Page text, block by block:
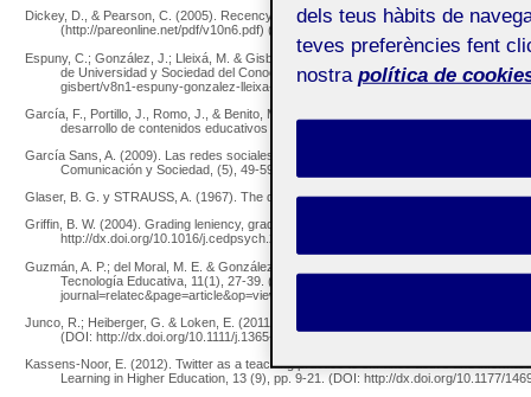
Dickey, D., & Pearson, C. (2005). Recency effect in college student course
(http://pareonline.net/pdf/v10n6.pdf) (04-09-2013).
Espuny, C.; González, J.; Lleixá, M. & Gisbert, M. (2011). Actitudes y expectativas del
de Universidad y Sociedad del Conocimiento (RUSC), 8 (1), 171-185. (http://
gisbert/v8n1-espuny-gonzalez-lleixa-gisbert) (29-06-2013).
García, F., Portillo, J., Romo, J., & Benito, M. (2007). Nativos digitales y modelos de
desarrollo de contenidos educativos reutilizables. Bilbao: SPDECE. (http://
García Sans, A. (2009). Las redes sociales como herramientas para el aprendizaje
Comunicación y Sociedad, (5), 49-59.
Glaser, B. G. y STRAUSS, A. (1967). The discovery of grounded theory. Strategies for
Griffin, B. W. (2004). Grading leniency, grade discrepancy, and student ratings of
http://dx.doi.org/10.1016/j.cedpsych.2003.11.001)
Guzmán, A. P.; del Moral, M. E. & González Ladrón, F. (2012). Usos de Twitter en las
Tecnología Educativa, 11(1), 27-39. (http://campusvirtual.unex.es/revistas/
journal=relatec&page=article&op=view&path%5B%5D=845&path%5B%5D=635)
Junco, R.; Heiberger, G. & Loken, E. (2011). The effect of Twitter on college student
(DOI: http://dx.doi.org/10.1111/j.1365-2729.2010.00387.x).
Kassens-Noor, E. (2012). Twitter as a teaching practice to enhance active and
Learning in Higher Education, 13 (9), pp. 9-21. (DOI: http://dx.doi.org/10.1177/
dels teus hàbits de
teves preferències fent
nostra política de